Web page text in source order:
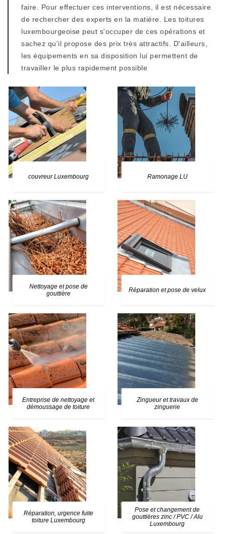
faire. Pour effectuer ces interventions, il est nécessaire
de rechercher des experts en la matière. Les toitures
luxembourgeoise peut s'occuper de ces opérations et
sachez qu'il propose des prix très attractifs. D'ailleurs,
les équipements en sa disposition lui permettent de
travailler le plus rapidement possible
couvreur Luxembourg Ramonage LU
Nettoyage et pose de
gouttière
Réparation et pose de velux
Entreprise de nettoyage et
démoussage de toiture
Zingueur et travaux de
zinguerie
Réparation, urgence fuite
toiture Luxembourg
Pose et changement de
gouttières zinc / PVC / Alu
Luxembourg